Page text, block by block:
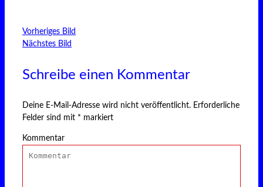
Vorheriges Bild
Nächstes Bild
Schreibe einen Kommentar
Deine E-Mail-Adresse wird nicht veröffentlicht. Erforderliche
Felder sind mit * markiert
Kommentar